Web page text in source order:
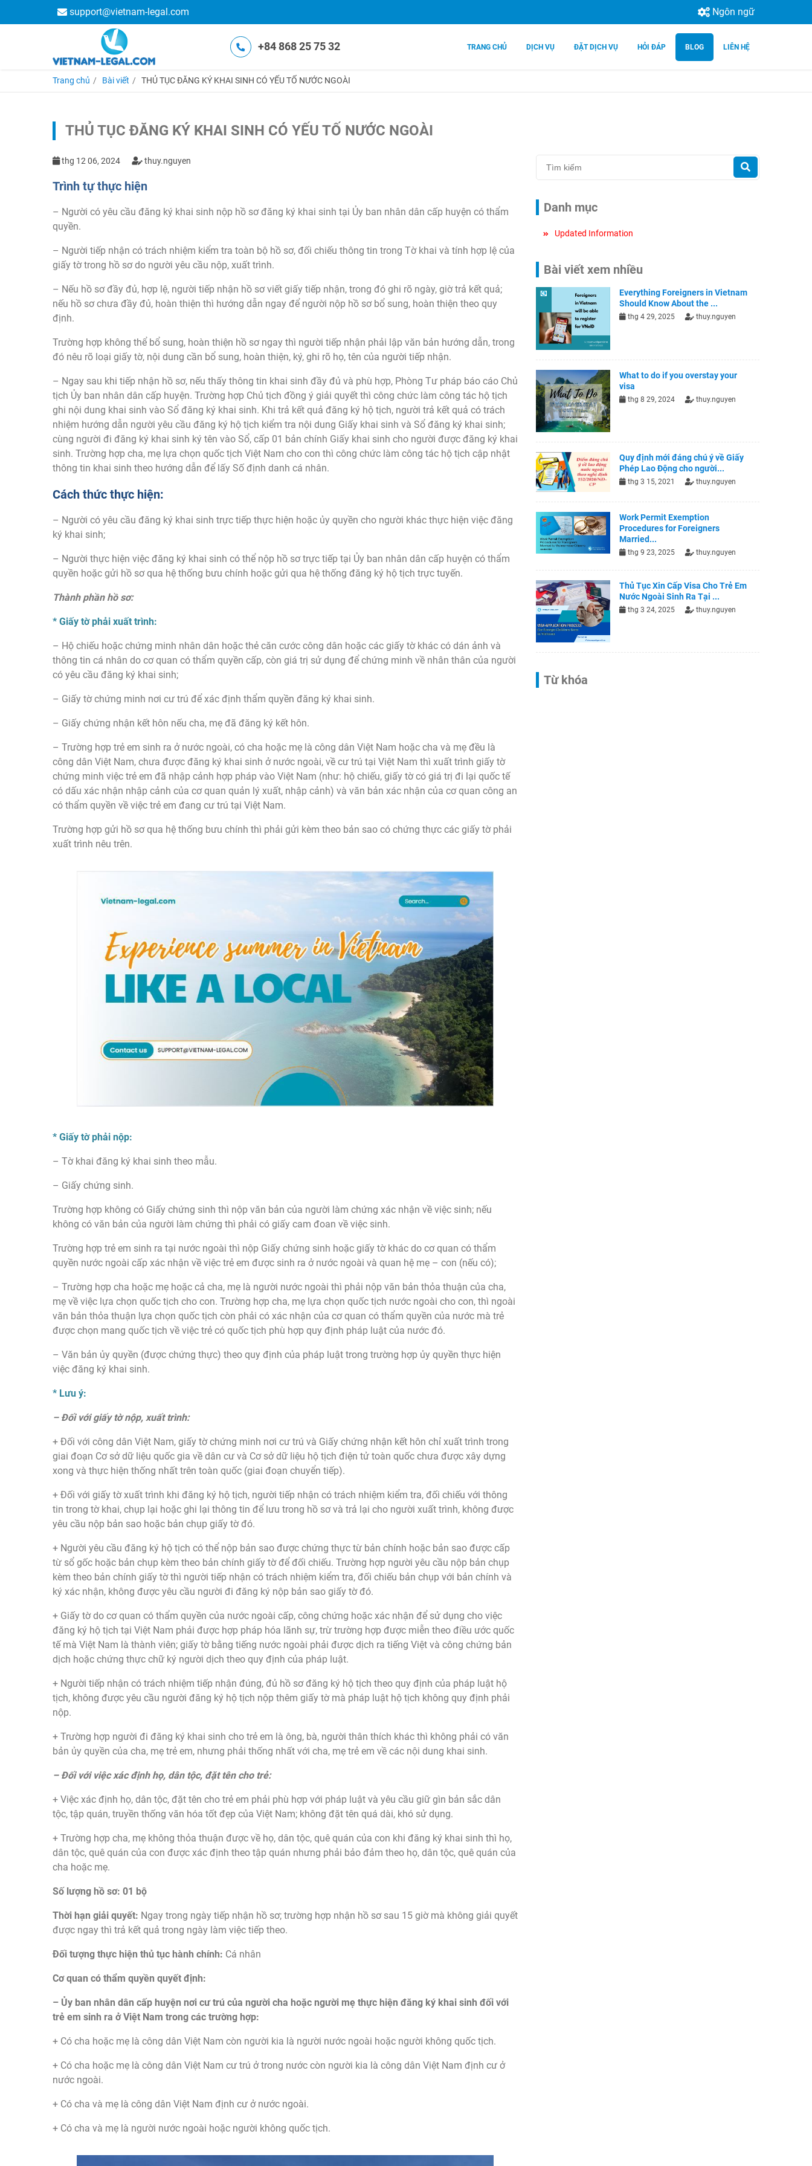
support@vietnam-legal.com Ngôn ngữ
+84 868 25 75 32 TRANG CHỦ DỊCH VỤ ĐẶT DỊCH VỤ HỎI ĐÁP BLOG LIÊN HỆ
Trang chủ Bài viết THỦ TỤC ĐĂNG KÝ KHAI SINH CÓ YẾU TỐ NƯỚC NGOÀI
THỦ TỤC ĐĂNG KÝ KHAI SINH CÓ YẾU TỐ NƯỚC NGOÀI
thg 12 06, 2024 thuy.nguyen
Trình tự thực hiện
– Người có yêu cầu đăng ký khai sinh nộp hồ sơ đăng ký khai sinh tại Ủy ban nhân dân cấp huyện có thẩm
quyền.
– Người tiếp nhận có trách nhiệm kiểm tra toàn bộ hồ sơ, đối chiếu thông tin trong Tờ khai và tính hợp lệ của
giấy tờ trong hồ sơ do người yêu cầu nộp, xuất trình.
– Nếu hồ sơ đầy đủ, hợp lệ, người tiếp nhận hồ sơ viết giấy tiếp nhận, trong đó ghi rõ ngày, giờ trả kết quả;
nếu hồ sơ chưa đầy đủ, hoàn thiện thì hướng dẫn ngay để người nộp hồ sơ bổ sung, hoàn thiện theo quy
định.
Trường hợp không thể bổ sung, hoàn thiện hồ sơ ngay thì người tiếp nhận phải lập văn bản hướng dẫn, trong
đó nêu rõ loại giấy tờ, nội dung cần bổ sung, hoàn thiện, ký, ghi rõ họ, tên của người tiếp nhận.
– Ngay sau khi tiếp nhận hồ sơ, nếu thấy thông tin khai sinh đầy đủ và phù hợp, Phòng Tư pháp báo cáo Chủ
tịch Ủy ban nhân dân cấp huyện. Trường hợp Chủ tịch đồng ý giải quyết thì công chức làm công tác hộ tịch
ghi nội dung khai sinh vào Sổ đăng ký khai sinh. Khi trả kết quả đăng ký hộ tịch, người trả kết quả có trách
nhiệm hướng dẫn người yêu cầu đăng ký hộ tịch kiểm tra nội dung Giấy khai sinh và Sổ đăng ký khai sinh;
cùng người đi đăng ký khai sinh ký tên vào Sổ, cấp 01 bản chính Giấy khai sinh cho người được đăng ký khai
sinh. Trường hợp cha, mẹ lựa chọn quốc tịch Việt Nam cho con thì công chức làm công tác hộ tịch cập nhật
thông tin khai sinh theo hướng dẫn để lấy Số định danh cá nhân.
Cách thức thực hiện:
– Người có yêu cầu đăng ký khai sinh trực tiếp thực hiện hoặc ủy quyền cho người khác thực hiện việc đăng
ký khai sinh;
– Người thực hiện việc đăng ký khai sinh có thể nộp hồ sơ trực tiếp tại Ủy ban nhân dân cấp huyện có thẩm
quyền hoặc gửi hồ sơ qua hệ thống bưu chính hoặc gửi qua hệ thống đăng ký hộ tịch trực tuyến.
Thành phần hồ sơ:
* Giấy tờ phải xuất trình:
– Hộ chiếu hoặc chứng minh nhân dân hoặc thẻ căn cước công dân hoặc các giấy tờ khác có dán ảnh và
thông tin cá nhân do cơ quan có thẩm quyền cấp, còn giá trị sử dụng để chứng minh về nhân thân của người
có yêu cầu đăng ký khai sinh;
– Giấy tờ chứng minh nơi cư trú để xác định thẩm quyền đăng ký khai sinh.
– Giấy chứng nhận kết hôn nếu cha, mẹ đã đăng ký kết hôn.
– Trường hợp trẻ em sinh ra ở nước ngoài, có cha hoặc mẹ là công dân Việt Nam hoặc cha và mẹ đều là
công dân Việt Nam, chưa được đăng ký khai sinh ở nước ngoài, về cư trú tại Việt Nam thì xuất trình giấy tờ
chứng minh việc trẻ em đã nhập cảnh hợp pháp vào Việt Nam (như: hộ chiếu, giấy tờ có giá trị đi lại quốc tế
có dấu xác nhận nhập cảnh của cơ quan quản lý xuất, nhập cảnh) và văn bản xác nhận của cơ quan công an
có thẩm quyền về việc trẻ em đang cư trú tại Việt Nam.
Trường hợp gửi hồ sơ qua hệ thống bưu chính thì phải gửi kèm theo bản sao có chứng thực các giấy tờ phải
xuất trình nêu trên.
* Giấy tờ phải nộp:
– Tờ khai đăng ký khai sinh theo mẫu.
– Giấy chứng sinh.
Trường hợp không có Giấy chứng sinh thì nộp văn bản của người làm chứng xác nhận về việc sinh; nếu
không có văn bản của người làm chứng thì phải có giấy cam đoan về việc sinh.
Trường hợp trẻ em sinh ra tại nước ngoài thì nộp Giấy chứng sinh hoặc giấy tờ khác do cơ quan có thẩm
quyền nước ngoài cấp xác nhận về việc trẻ em được sinh ra ở nước ngoài và quan hệ mẹ – con (nếu có);
– Trường hợp cha hoặc mẹ hoặc cả cha, mẹ là người nước ngoài thì phải nộp văn bản thỏa thuận của cha,
mẹ về việc lựa chọn quốc tịch cho con. Trường hợp cha, mẹ lựa chọn quốc tịch nước ngoài cho con, thì ngoài
văn bản thỏa thuận lựa chọn quốc tịch còn phải có xác nhận của cơ quan có thẩm quyền của nước mà trẻ
được chọn mang quốc tịch về việc trẻ có quốc tịch phù hợp quy định pháp luật của nước đó.
– Văn bản ủy quyền (được chứng thực) theo quy định của pháp luật trong trường hợp ủy quyền thực hiện
việc đăng ký khai sinh.
* Lưu ý:
– Đối với giấy tờ nộp, xuất trình:
+ Đối với công dân Việt Nam, giấy tờ chứng minh nơi cư trú và Giấy chứng nhận kết hôn chỉ xuất trình trong
giai đoạn Cơ sở dữ liệu quốc gia về dân cư và Cơ sở dữ liệu hộ tịch điện tử toàn quốc chưa được xây dựng
xong và thực hiện thống nhất trên toàn quốc (giai đoạn chuyển tiếp).
+ Đối với giấy tờ xuất trình khi đăng ký hộ tịch, người tiếp nhận có trách nhiệm kiểm tra, đối chiếu với thông
tin trong tờ khai, chụp lại hoặc ghi lại thông tin để lưu trong hồ sơ và trả lại cho người xuất trình, không được
yêu cầu nộp bản sao hoặc bản chụp giấy tờ đó.
+ Người yêu cầu đăng ký hộ tịch có thể nộp bản sao được chứng thực từ bản chính hoặc bản sao được cấp
từ sổ gốc hoặc bản chụp kèm theo bản chính giấy tờ để đối chiếu. Trường hợp người yêu cầu nộp bản chụp
kèm theo bản chính giấy tờ thì người tiếp nhận có trách nhiệm kiểm tra, đối chiếu bản chụp với bản chính và
ký xác nhận, không được yêu cầu người đi đăng ký nộp bản sao giấy tờ đó.
+ Giấy tờ do cơ quan có thẩm quyền của nước ngoài cấp, công chứng hoặc xác nhận để sử dụng cho việc
đăng ký hộ tịch tại Việt Nam phải được hợp pháp hóa lãnh sự, trừ trường hợp được miễn theo điều ước quốc
tế mà Việt Nam là thành viên; giấy tờ bằng tiếng nước ngoài phải được dịch ra tiếng Việt và công chứng bản
dịch hoặc chứng thực chữ ký người dịch theo quy định của pháp luật.
+ Người tiếp nhận có trách nhiệm tiếp nhận đúng, đủ hồ sơ đăng ký hộ tịch theo quy định của pháp luật hộ
tịch, không được yêu cầu người đăng ký hộ tịch nộp thêm giấy tờ mà pháp luật hộ tịch không quy định phải
nộp.
+ Trường hợp người đi đăng ký khai sinh cho trẻ em là ông, bà, người thân thích khác thì không phải có văn
bản ủy quyền của cha, mẹ trẻ em, nhưng phải thống nhất với cha, mẹ trẻ em về các nội dung khai sinh.
– Đối với việc xác định họ, dân tộc, đặt tên cho trẻ:
+ Việc xác định họ, dân tộc, đặt tên cho trẻ em phải phù hợp với pháp luật và yêu cầu giữ gìn bản sắc dân
tộc, tập quán, truyền thống văn hóa tốt đẹp của Việt Nam; không đặt tên quá dài, khó sử dụng.
+ Trường hợp cha, mẹ không thỏa thuận được về họ, dân tộc, quê quán của con khi đăng ký khai sinh thì họ,
dân tộc, quê quán của con được xác định theo tập quán nhưng phải bảo đảm theo họ, dân tộc, quê quán của
cha hoặc mẹ.
Số lượng hồ sơ: 01 bộ
Thời hạn giải quyết: Ngay trong ngày tiếp nhận hồ sơ; trường hợp nhận hồ sơ sau 15 giờ mà không giải quyết
được ngay thì trả kết quả trong ngày làm việc tiếp theo.
Đối tượng thực hiện thủ tục hành chính: Cá nhân
Cơ quan có thẩm quyền quyết định:
– Ủy ban nhân dân cấp huyện nơi cư trú của người cha hoặc người mẹ thực hiện đăng ký khai sinh đối với
trẻ em sinh ra ở Việt Nam trong các trường hợp:
+ Có cha hoặc mẹ là công dân Việt Nam còn người kia là người nước ngoài hoặc người không quốc tịch.
+ Có cha hoặc mẹ là công dân Việt Nam cư trú ở trong nước còn người kia là công dân Việt Nam định cư ở
nước ngoài.
+ Có cha và mẹ là công dân Việt Nam định cư ở nước ngoài.
+ Có cha và mẹ là người nước ngoài hoặc người không quốc tịch.
Danh mục
Updated Information
Bài viết xem nhiều
Everything Foreigners in Vietnam
Should Know About the ...
thg 4 29, 2025 thuy.nguyen
What to do if you overstay your
visa
thg 8 29, 2024 thuy.nguyen
Quy định mới đáng chú ý về Giấy
Phép Lao Động cho người...
thg 3 15, 2021 thuy.nguyen
Work Permit Exemption
Procedures for Foreigners
Married...
thg 9 23, 2025 thuy.nguyen
Thủ Tục Xin Cấp Visa Cho Trẻ Em
Nước Ngoài Sinh Ra Tại ...
thg 3 24, 2025 thuy.nguyen
Từ khóa